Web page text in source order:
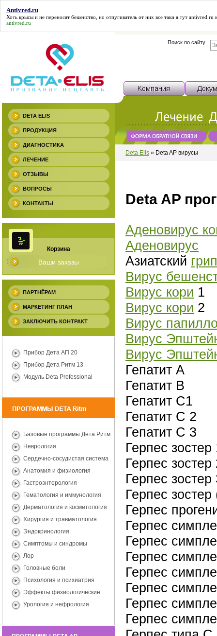
Antivred.ru
Хоть крысы и не переносят бешенство, но отпугиватель от них все таки я тут antivred.ru
antivred.ru
Поиск по сайту
DETA ELIS
ПРОДУКЦИЯ
ДИАГНОСТИКА
ЛЕЧЕНИЕ
ОТЗЫВЫ
ВОПРОСЫ
КОНТАКТЫ
Корзина
Ваши заказы
ПАРТНЁРАМ
МАРКЕТИНГ ПЛАН
ЗАКЛЮЧИТЬ КОНТРАКТ
Прибор Дета АП 20
Прибор Дета Ритм 13
Модуль Deta Professional
Базовые программы Дета Ритм
Неврология
Сердечно-сосудистая система
Анатомия и физиология
Гастроэнтерология
Гематология и иммунология
Дерматология и косметология
Хирургия и травматология
Эндокринология
Симптомы и синдромы
Лор
Головные боли
Психология и психиатрия
Эффекты физиологические
Урология и нефрология
Deta Elis » Deta AP вирусы
Deta AP
Аденовирус
Аденовирус
Азиатский
Вирус
Вирус кори 1
Вирус кори 2
Вирус
Вирус
Вирус
Гепатит А
Гепатит В
Гепатит С1
Гепатит С 2
Гепатит С 3
Герпес зостер
Герпес зостер
Герпес
Герпес зостер
Герпес
Герпес
Герпес
Герпес
Герпес
Герпес
Герпес
Герпес